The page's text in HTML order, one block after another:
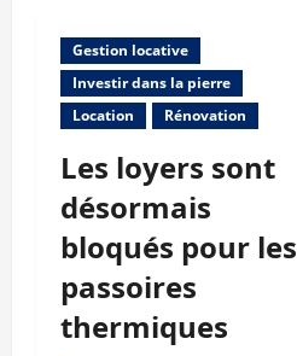
Gestion locative
Investir dans la pierre
Location
Rénovation
Les loyers sont
désormais
bloqués pour les
passoires
thermiques